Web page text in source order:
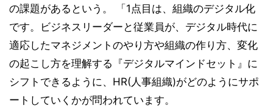
の課題があるという。 「1点目は、組織のデジタル化
です。ビジネスリーダーと従業員が、デジタル時代に
適応したマネジメントのやり方や組織の作り方、変化
の起こし方を理解する『デジタルマインドセット』に
シフトできるように、HR(人事組織)がどのようにサポ
ートしていくかが問われています。